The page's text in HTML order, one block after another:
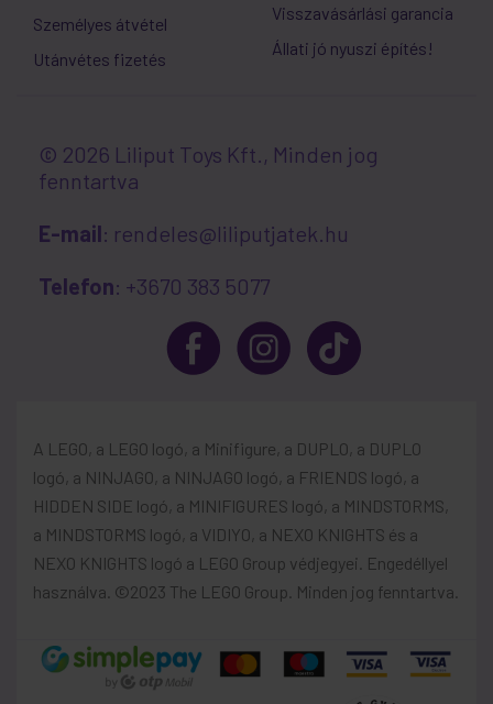
Személyes átvétel
Utánvétes fizetés
Visszavásárlási garancia
Állati jó nyuszi építés!
© 2026 Liliput Toys Kft., Minden jog
fenntartva
E-mail: rendeles@liliputjatek.hu
Telefon: +3670 383 5077
A LEGO, a LEGO logó, a Minifigure, a DUPLO, a DUPLO
logó, a NINJAGO, a NINJAGO logó, a FRIENDS logó, a
HIDDEN SIDE logó, a MINIFIGURES logó, a MINDSTORMS,
a MINDSTORMS logó, a VIDIYO, a NEXO KNIGHTS és a
NEXO KNIGHTS logó a LEGO Group védjegyei. Engedéllyel
használva. ©2023 The LEGO Group. Minden jog fenntartva.